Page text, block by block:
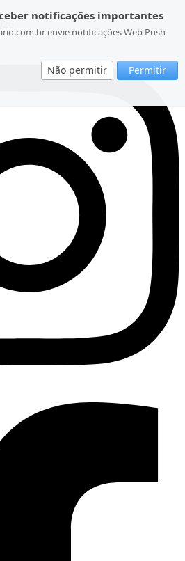
notificações importantes
envie notificações Web Push
Não permitir Permitir